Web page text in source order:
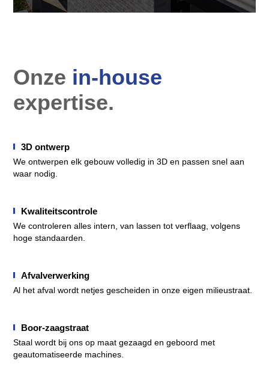
Onze in-house
expertise.
3D ontwerp
We ontwerpen elk gebouw volledig in 3D en passen snel aan
waar nodig.
Kwaliteitscontrole
We controleren alles intern, van lassen tot verflaag, volgens
hoge standaarden.
Afvalverwerking
Al het afval wordt netjes gescheiden in onze eigen milieustraat.
Boor-zaagstraat
Staal wordt bij ons op maat gezaagd en geboord met
geautomatiseerde machines.